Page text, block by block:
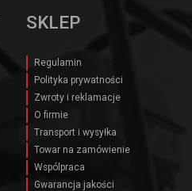
SKLEP
Regulamin
Polityka prywatności
Zwroty i reklamacje
O firmie
Transport i wysyłka
Towar na zamówienie
Wspólpraca
Gwarancja jakości